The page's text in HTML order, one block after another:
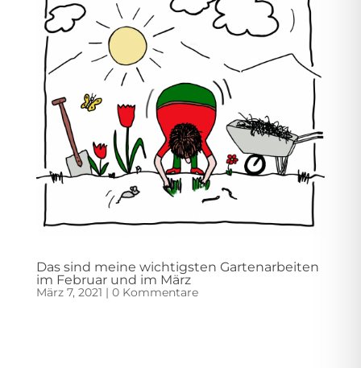
Das sind meine wichtigsten Gartenarbeiten
im Februar und im März
März 7, 2021 | 0 Kommentare